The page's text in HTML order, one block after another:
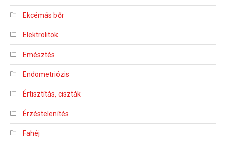
Ekcémás bőr
Elektrolitok
Emésztés
Endometriózis
Értisztítás, ciszták
Érzéstelenítés
Fahéj